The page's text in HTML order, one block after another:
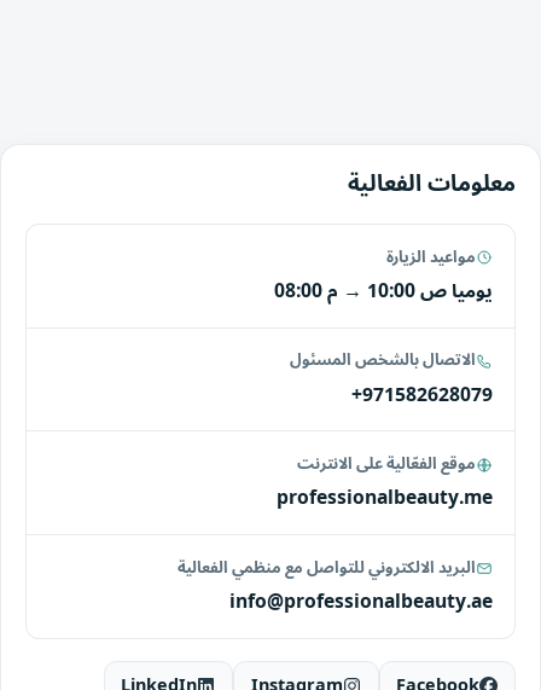
معلومات الفعالية
مواعيد الزيارة
يوميا10:00 ص → 08:00 م
الاتصال بالشخص المسئول
+971582628079
موقع الفعّالية على الانترنت
professionalbeauty.me
البريد الالكتروني للتواصل مع منظمي الفعالية
info@professionalbeauty.ae